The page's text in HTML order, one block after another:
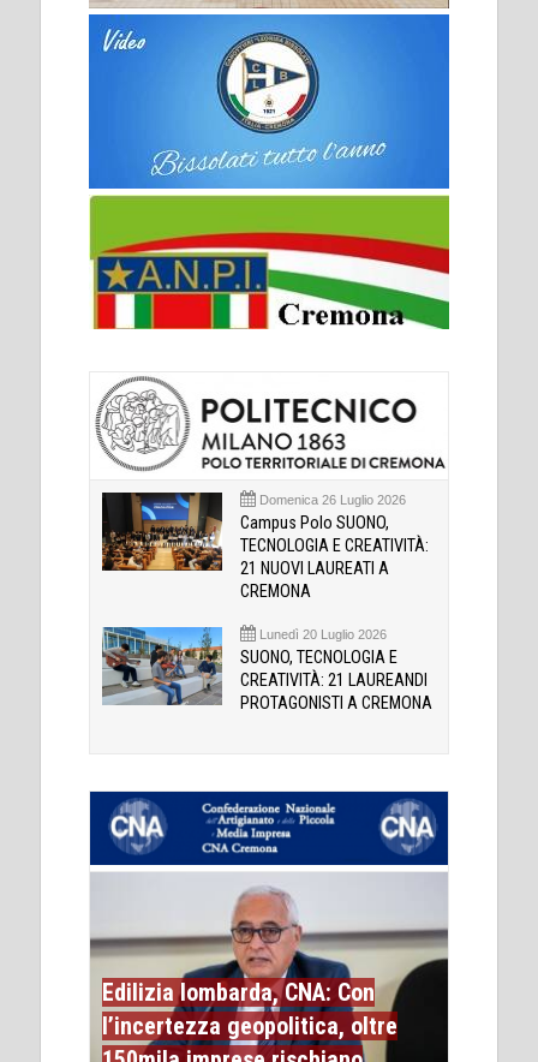
Domenica 26 Luglio 2026
Campus Polo SUONO,
TECNOLOGIA E CREATIVITÀ:
21 NUOVI LAUREATI A
CREMONA
Lunedì 20 Luglio 2026
SUONO, TECNOLOGIA E
CREATIVITÀ: 21 LAUREANDI
PROTAGONISTI A CREMONA
Edilizia lombarda, CNA: Con
l’incertezza geopolitica, oltre